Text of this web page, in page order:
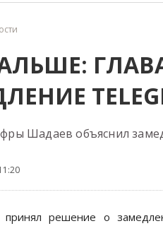
Шадаев объяснил
принял решение о